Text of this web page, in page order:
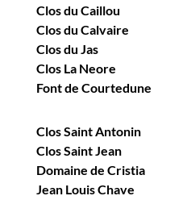
Clos du Caillou
Clos du Calvaire
Clos du Jas
Clos La Neore
Font de Courtedune
Clos Saint Antonin
Clos Saint Jean
Domaine de Cristia
Jean Louis Chave